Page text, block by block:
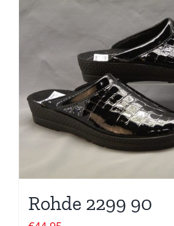
Rohde 2299 90